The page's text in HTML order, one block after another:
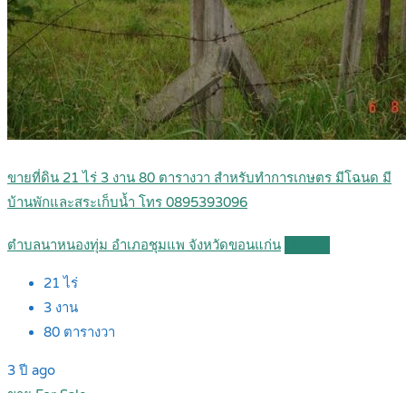
ขายที่ดิน 21 ไร่ 3 งาน 80 ตารางวา สำหรับทำการเกษตร มีโฉนด มี
บ้านพักและสระเก็บน้ำ โทร 0895393096
ตำบลนาหนองทุ่ม อำเภอชุมแพ จังหวัดขอนแก่น
21 ไร่
3 งาน
80 ตารางวา
3 ปี ago